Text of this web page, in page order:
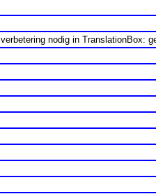
verbetering nodig in TranslationBox: